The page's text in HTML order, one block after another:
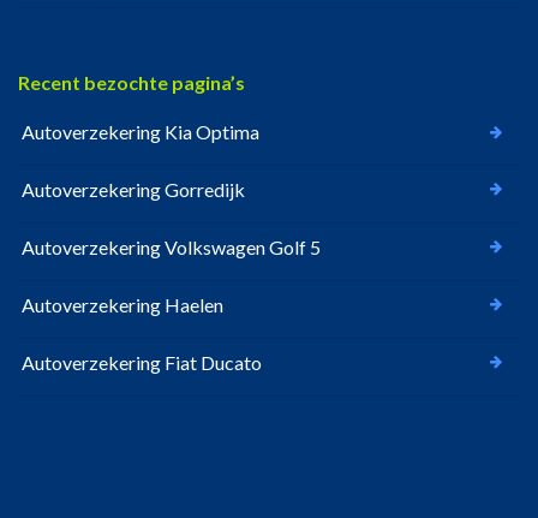
Recent bezochte pagina’s
Autoverzekering Kia Optima
Autoverzekering Gorredijk
Autoverzekering Volkswagen Golf 5
Autoverzekering Haelen
Autoverzekering Fiat Ducato